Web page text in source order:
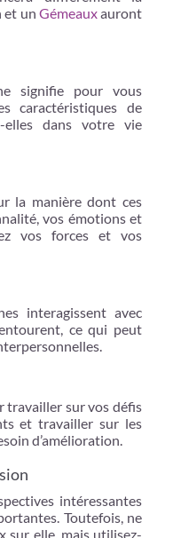
et un Gémeauxauront
signifie pour vous
caractéristiques de
elles dans votre vie
la manière dont ces
vos émotions et
vos forces et vos
interagissent avec
ce qui peut
travailler sur vos défis
et travailler sur les
d’amélioration.
intéressantes
Toutefois, ne
sur elle, mais utilisez-